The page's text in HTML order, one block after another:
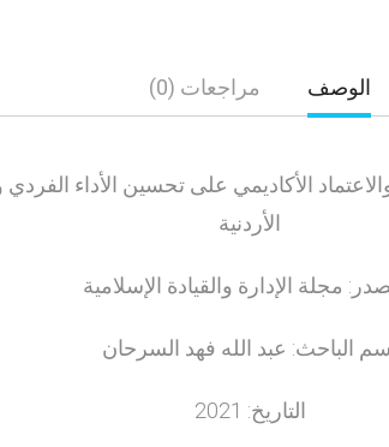
الوصف مراجعات (0)
والاعتماد الأكاديمي على تحسين الأداء
الأردنية
مجلة الإدارة والقيادة الإسلامية
الباحث: عبد الله فهد السرحان
التاريخ: 2021